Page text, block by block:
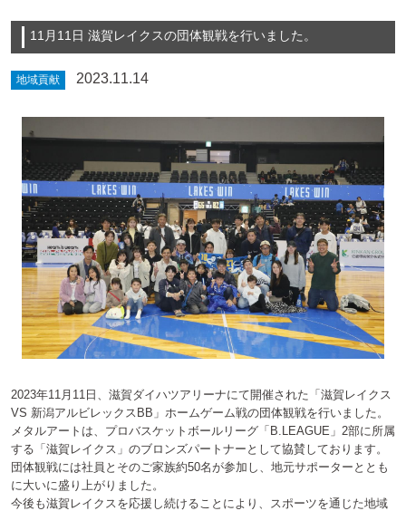
11月11日 滋賀レイクスの団体観戦を行いました。
地域貢献 2023.11.14
2023年11月11日、滋賀ダイハツアリーナにて開催された「滋賀レイクス
VS 新潟アルビレックスBB」ホームゲーム戦の団体観戦を行いました。
メタルアートは、プロバスケットボールリーグ「B.LEAGUE」2部に所属
する「滋賀レイクス」のブロンズパートナーとして協賛しております。
団体観戦には社員とそのご家族約50名が参加し、地元サポーターととも
に大いに盛り上がりました。
今後も滋賀レイクスを応援し続けることにより、スポーツを通じた地域